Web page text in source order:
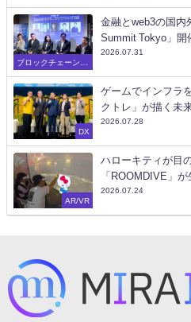
ブロックチェーン/W
eb3
金融とweb3の国
Summit Tokyo」開
2026.07.31
DX
ゲームでインフラ
クトレ」が描く未
2026.07.28
AR/VR
ハローキティが目
「ROOMDIVE」
2026.07.24